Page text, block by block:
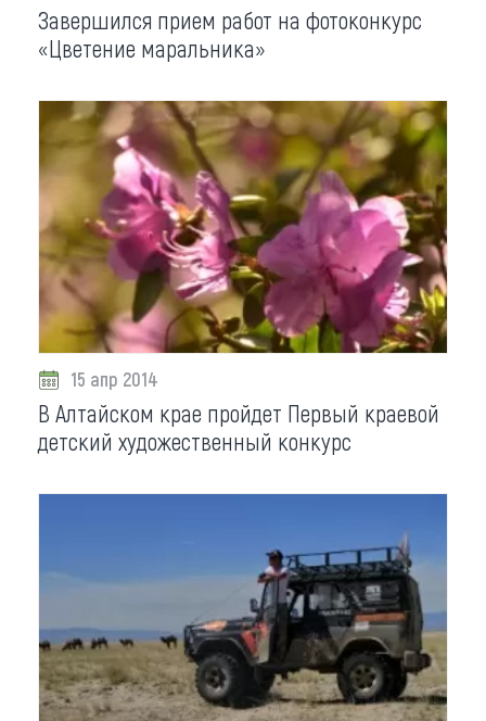
Завершился прием работ на фотоконкурс
«Цветение маральника»
15 апр 2014
В Алтайском крае пройдет Первый краевой
детский художественный конкурс